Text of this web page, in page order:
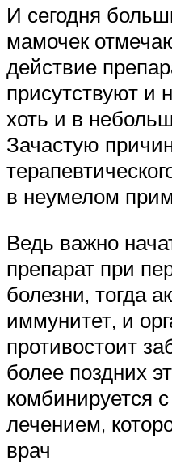
И сегодня
мамочек
действие
присутствуют и
хоть и в
Зачастую
в неумелом
Ведь важно
препарат при
болезни, тогда
иммунитет, и
противостоит
более поздних
комбинируется
лечением,
врач